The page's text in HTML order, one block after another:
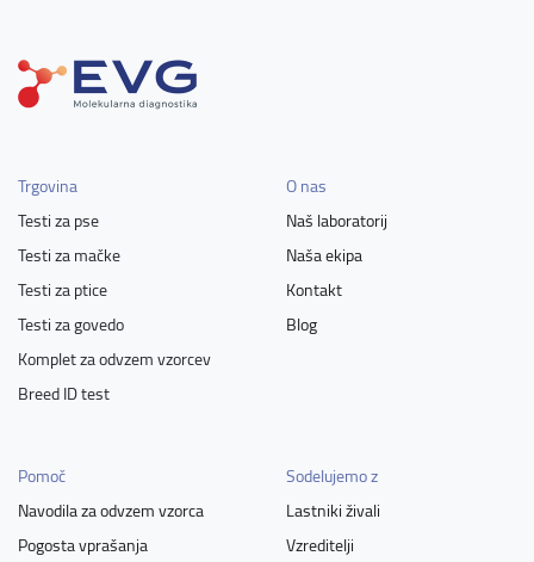
Trgovina
Testi za pse
Testi za mačke
Testi za ptice
Testi za govedo
Komplet za odvzem vzorcev
Breed ID test
O nas
Naš laboratorij
Naša ekipa
Kontakt
Blog
Pomoč
Navodila za odvzem vzorca
Pogosta vprašanja
Sodelujemo z
Lastniki živali
Vzreditelji